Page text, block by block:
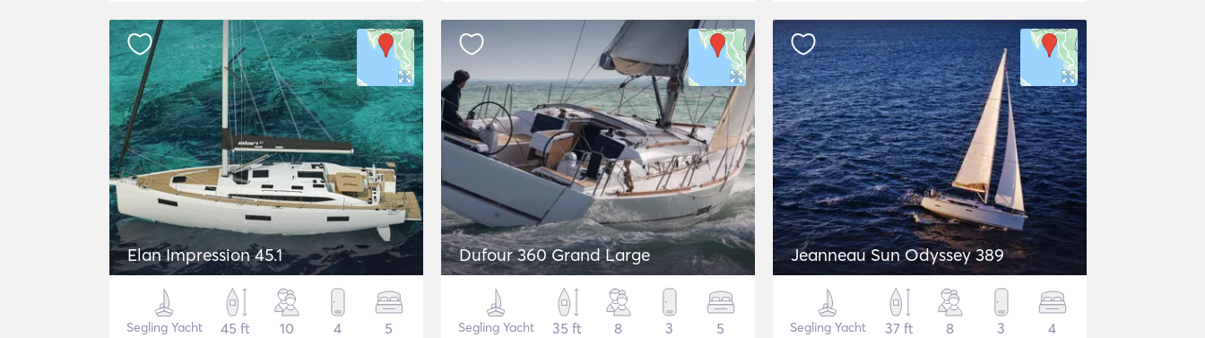
Elan Impression 45.1
Segling Yacht
45 ft
10 4 5
Dufour 360 Grand Large
Segling Yacht
35 ft
8 3 5
Jeanneau Sun Odyssey 389
Segling Yacht
37 ft
8 3 4